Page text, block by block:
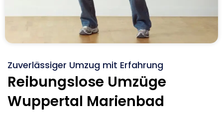
Zuverlässiger Umzug mit Erfahrung
Reibungslose Umzüge
Wuppertal Marienbad